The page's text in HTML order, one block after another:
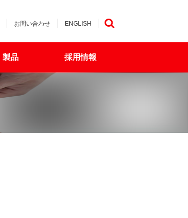
お問い合わせ ENGLISH
製品 採用情報